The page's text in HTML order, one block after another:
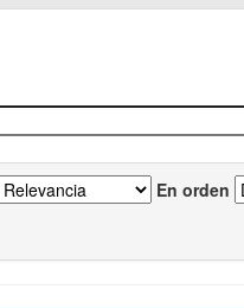
En orden